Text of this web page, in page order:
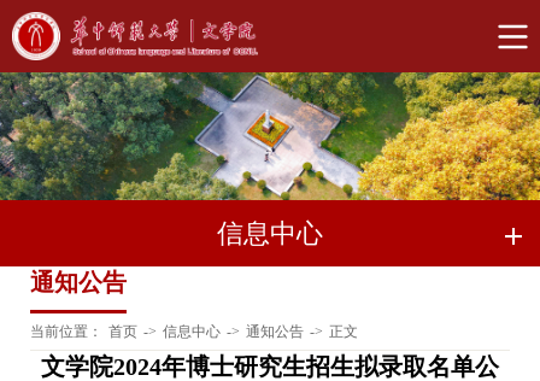
信息中心
通知公告
当前位置： 首页 -> 信息中心 -> 通知公告 -> 正文
文学院2024年博士研究生招生拟录取名单公